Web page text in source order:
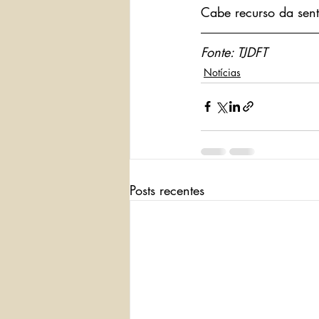
Cabe recurso da
Fonte: TJDFT
Notícias
Posts recentes